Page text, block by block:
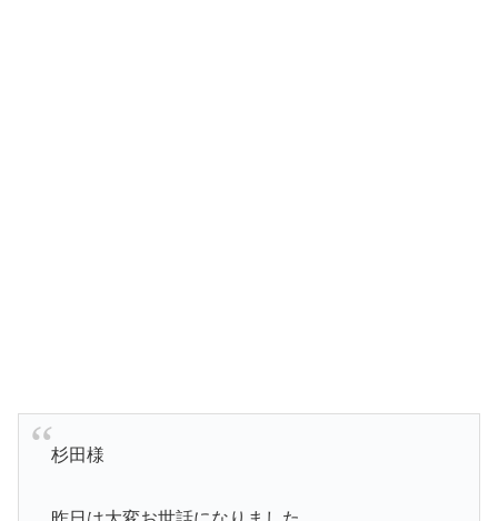
杉田様